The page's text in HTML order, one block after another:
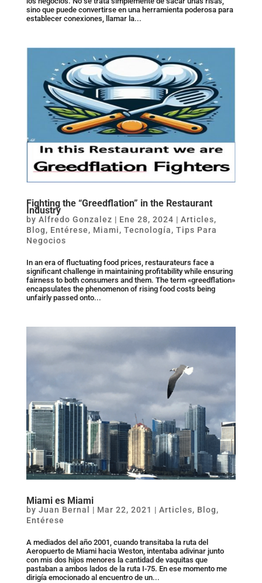
sino que puede convertirse en una herramienta poderosa para
establecer conexiones, llamar la...
Fighting the “Greedflation” in the Restaurant
Industry
by Alfredo Gonzalez | Ene 28, 2024 | Articles,
Blog, Entérese, Miami, Tecnología, Tips Para
Negocios
In an era of fluctuating food prices, restaurateurs face a
significant challenge in maintaining profitability while ensuring
fairness to both consumers and them. The term «greedflation»
encapsulates the phenomenon of rising food costs being
unfairly passed onto...
Miami es Miami
by Juan Bernal | Mar 22, 2021 | Articles, Blog,
Entérese
A mediados del año 2001, cuando transitaba la ruta del
Aeropuerto de Miami hacia Weston, intentaba adivinar junto
con mis dos hijos menores la cantidad de vaquitas que
pastaban a ambos lados de la ruta I-75. En ese momento me
dirigía emocionado al encuentro de un...